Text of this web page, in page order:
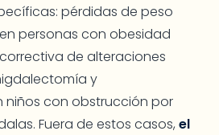
pérdidas de peso
personas con obesidad
de alteraciones
y
con obstrucción por
Fuera de estos casos,el